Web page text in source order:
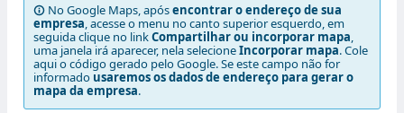
No Google Maps, apósencontrar o endereço de sua
empresa, acesse o menu no canto superior esquerdo, em
seguida clique no linkCompartilhar ou incorporar mapa,
uma janela irá aparecer, nela selecioneIncorporar mapa. Cole
aqui o código gerado pelo Google. Se este campo não for
informado usaremos os dados de endereço para gerar o
mapa da empresa.